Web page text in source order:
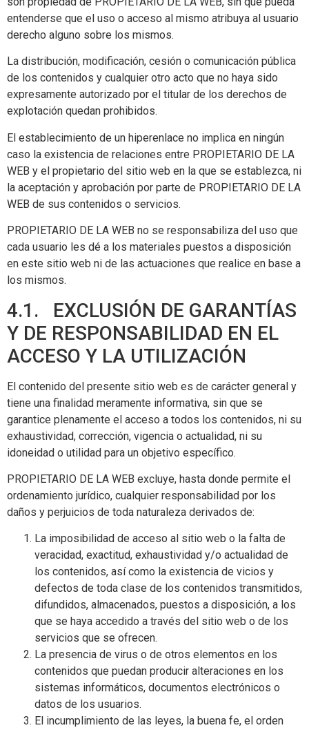
entenderse que el uso o acceso al mismo atribuya al usuario
derecho alguno sobre los mismos.
La distribución, modificación, cesión o comunicación pública
de los contenidos y cualquier otro acto que no haya sido
expresamente autorizado por el titular de los derechos de
explotación quedan prohibidos.
El establecimiento de un hiperenlace no implica en ningún
caso la existencia de relaciones entre PROPIETARIO DE LA
WEB y el propietario del sitio web en la que se establezca, ni
la aceptación y aprobación por parte de PROPIETARIO DE LA
WEB de sus contenidos o servicios.
PROPIETARIO DE LA WEB no se responsabiliza del uso que
cada usuario les dé a los materiales puestos a disposición
en este sitio web ni de las actuaciones que realice en base a
los mismos.
4.1. EXCLUSIÓN DE GARANTÍAS
Y DE RESPONSABILIDAD EN EL
ACCESO Y LA UTILIZACIÓN
El contenido del presente sitio web es de carácter general y
tiene una finalidad meramente informativa, sin que se
garantice plenamente el acceso a todos los contenidos, ni su
exhaustividad, corrección, vigencia o actualidad, ni su
idoneidad o utilidad para un objetivo específico.
PROPIETARIO DE LA WEB excluye, hasta donde permite el
ordenamiento jurídico, cualquier responsabilidad por los
daños y perjuicios de toda naturaleza derivados de:
La imposibilidad de acceso al sitio web o la falta de
veracidad, exactitud, exhaustividad y/o actualidad de
los contenidos, así como la existencia de vicios y
defectos de toda clase de los contenidos transmitidos,
difundidos, almacenados, puestos a disposición, a los
que se haya accedido a través del sitio web o de los
servicios que se ofrecen.
La presencia de virus o de otros elementos en los
contenidos que puedan producir alteraciones en los
sistemas informáticos, documentos electrónicos o
datos de los usuarios.
El incumplimiento de las leyes, la buena fe, el orden